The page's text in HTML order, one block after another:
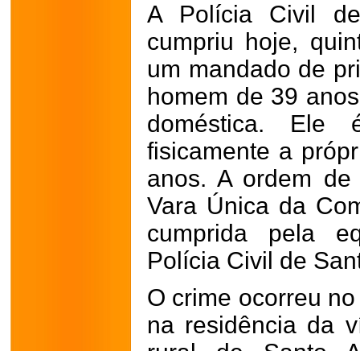
A Polícia Civil
cumpriu hoje,
um mandado de
homem de 39
doméstica. Ele
fisicamente a
anos. A ordem
Vara Única da
cumprida pela
Polícia Civil de
O crime ocorreu
na residência da